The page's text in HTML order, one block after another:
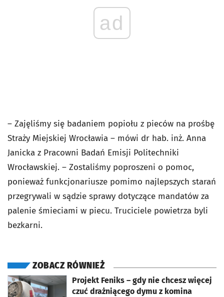
ad
– Zajęliśmy się badaniem popiołu z pieców na prośbę
Straży Miejskiej Wrocławia – mówi dr hab. inż. Anna
Janicka z Pracowni Badań Emisji Politechniki
Wrocławskiej. – Zostaliśmy poproszeni o pomoc,
ponieważ funkcjonariusze pomimo najlepszych starań
przegrywali w sądzie sprawy dotyczące mandatów za
palenie śmieciami w piecu. Truciciele powietrza byli
bezkarni.
ZOBACZ RÓWNIEŻ
Projekt Feniks – gdy nie chcesz więcej
czuć drażniącego dymu z komina
otworzy się w nowej karcie